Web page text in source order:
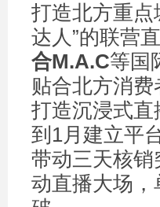
打造北方重点
达人”的联营
合M.A.C等国
贴合北方消
打造沉浸式
到1月建立平
带动三天核
动直播大场